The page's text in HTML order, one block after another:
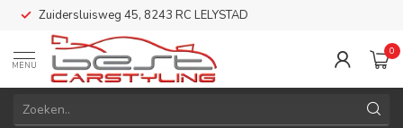
Zuidersluisweg 45, 8243 RC LELYSTAD
MENU
0